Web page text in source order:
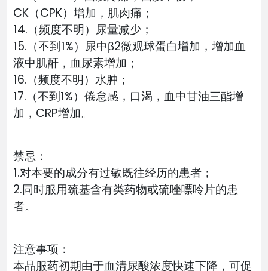
CK（CPK）增加，肌肉痛；
14.（频度不明）尿量减少；
15.（不到1%）尿中β2微观球蛋白增加，增加血
液中肌酐，血尿素增加；
16.（频度不明）水肿；
17.（不到1%）倦怠感，口渴，血中甘油三酯增
加，CRP增加。
禁忌：
1.对本要的成分有过敏既往经历的患者；
2.同时服用巯基含有类药物或硫唑嘌呤片的患
者。
注意事项：
本品服药初期由于血清尿酸浓度快速下降，可促